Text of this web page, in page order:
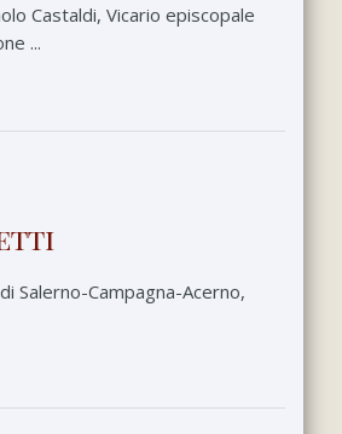
Castaldi, Vicario episcopale
...
Salerno-Campagna-Acerno,